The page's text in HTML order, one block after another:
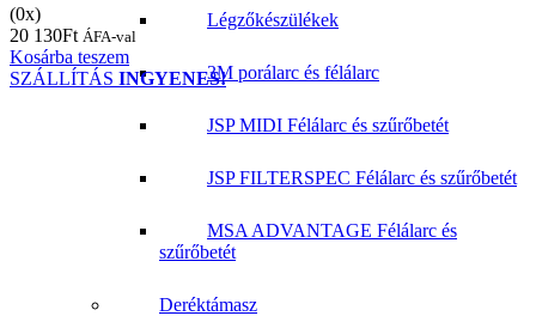
Légzőkészülékek
3M porálarc és félálarc
JSP MIDI Félálarc és szűrőbetét
JSP FILTERSPEC Félálarc és szűrőbetét
MSA ADVANTAGE Félálarc és
szűrőbetét
Deréktámasz
(0x)
20 130Ft ÁFA-val
Kosárba teszem
SZÁLLÍTÁS INGYENES!